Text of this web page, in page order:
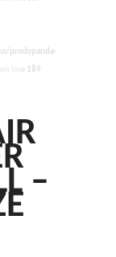
prodypanda-
on line 189
–